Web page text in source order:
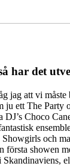
har det
jag att vi
ju ett The
Choco
och
showen